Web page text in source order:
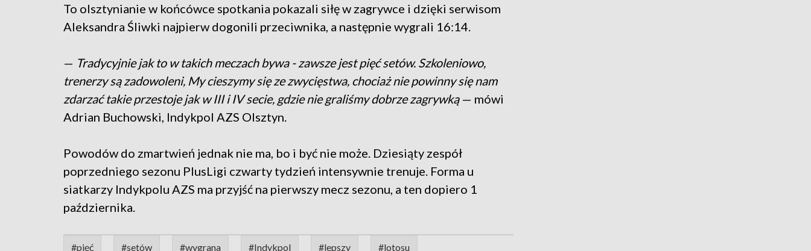
To olsztynianie w końcówce spotkania pokazali siłę w zagrywce i dzięki serwisom
Aleksandra Śliwki najpierw dogonili przeciwnika, a następnie wygrali 16:14.
— Tradycyjnie jak to w takich meczach bywa - zawsze jest pięć setów. Szkoleniowo,
trenerzy są zadowoleni, My cieszymy się ze zwycięstwa, chociaż nie powinny się nam
zdarzać takie przestoje jak w III i IV secie, gdzie nie graliśmy dobrze zagrywką— mówi
Adrian Buchowski, Indykpol AZS Olsztyn.
Powodów do zmartwień jednak nie ma, bo i być nie może. Dziesiąty zespół
poprzedniego sezonu PlusLigi czwarty tydzień intensywnie trenuje. Forma u
siatkarzy Indykpolu AZS ma przyjść na pierwszy mecz sezonu, a ten dopiero 1
października.
#pięć #setów #wygrana #Indykpol #lepszy #lotosu